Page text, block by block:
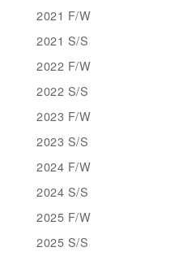
2021 F/W
2021 S/S
2022 F/W
2022 S/S
2023 F/W
2023 S/S
2024 F/W
2024 S/S
2025 F/W
2025 S/S